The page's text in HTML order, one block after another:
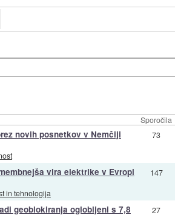
Sporočila
novih posnetkov v Nemčiji 73
vira elektrike v Evropi
in tehnologija
147
geoblokiranja oglobljeni s 7,8 27